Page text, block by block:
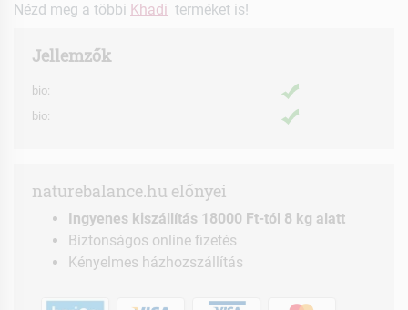
Nézd meg a többi Khadi terméket is!
Jellemzők
bio:
bio:
naturebalance.hu előnyei
Ingyenes kiszállítás 18000 Ft-tól 8 kg alatt
Biztonságos online fizetés
Kényelmes házhozszállítás